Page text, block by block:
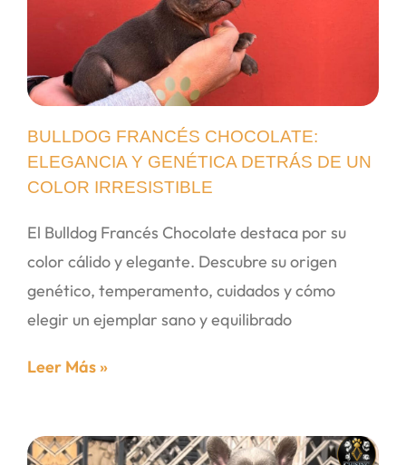
BULLDOG FRANCÉS CHOCOLATE:
ELEGANCIA Y GENÉTICA DETRÁS DE UN
COLOR IRRESISTIBLE
El Bulldog Francés Chocolate destaca por su
color cálido y elegante. Descubre su origen
genético, temperamento, cuidados y cómo
elegir un ejemplar sano y equilibrado
Leer Más »